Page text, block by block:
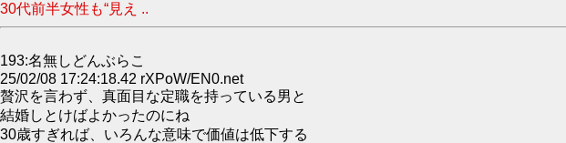
30代前半女性も“見え ..
193:名無しどんぶらこ
25/02/08 17:24:18.42 rXPoW/EN0.net
贅沢を言わず、真面目な定職を持っている男と
結婚しとけばよかったのにね
30歳すぎれば、いろんな意味で価値は低下する